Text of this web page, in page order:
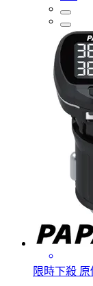
限時下殺 原